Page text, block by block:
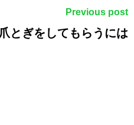
Previous post
とぎをしてもらうには